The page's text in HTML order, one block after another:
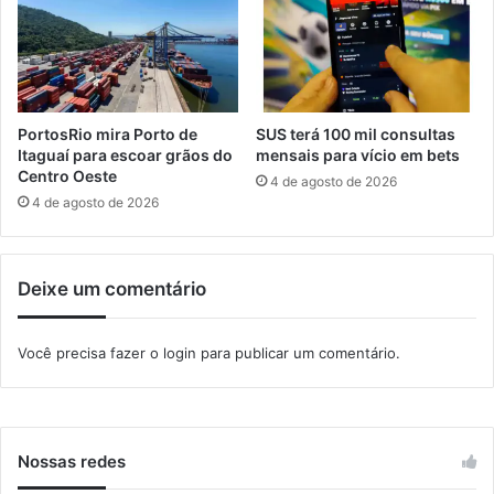
i
t
o
r
i
a
d
a
R
r
l
n
o
t
r
â
n
s
i
t
r
c
u
s
d
e
PortosRio mira Porto de
Itaguaí para escoar grãos do
Centro Oeste
4 de agosto de 2026
SUS terá 100 mil consultas
mensais para vício em bets
4 de agosto de 2026
Deixe um comentário
Você precisa fazer o login para publicar um comentário.
Nossas redes